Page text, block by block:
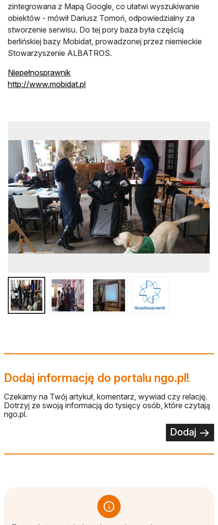
zintegrowana z Mapą Google, co ułatwi wyszukiwanie
obiektów - mówił Dariusz Tomoń, odpowiedzialny za
stworzenie serwisu. Do tej pory baza była częścią
berlińskiej bazy Mobidat, prowadzonej przez niemieckie
Stowarzyszenie ALBATROS.
Niepełnosprawnik
http://www.mobidat.pl
Dodaj informację do portalu ngo.pl!
Czekamy na Twój artykuł, komentarz, wywiad czy relację.
Dotrzyj ze swoją informacją do tysięcy osób, które czytają
ngo.pl.
Dodaj